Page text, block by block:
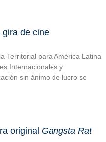
gira de cine
Territorial para América Latina
Internacionales y
sin ánimo de lucro se
original Gangsta Rat